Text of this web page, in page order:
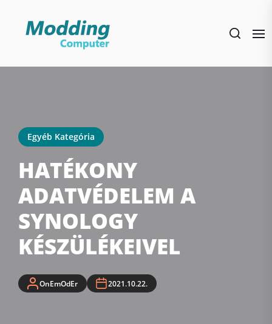
Egyéb Kategória
HATÉKONY
ADATVÉDELEM A
SYNOLOGY
KÉSZÜLÉKEIVEL
OnEmOdEr 2021.10.22.